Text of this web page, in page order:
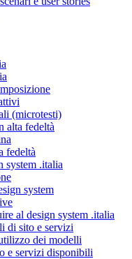
(microtesti)
alta fedeltà
fedeltà
system .italia
system
al design system .italia
di sito e servizi
dei modelli
e servizi disponibili